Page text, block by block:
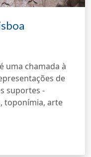
é uma chamada à
de
suportes -
toponímia, arte